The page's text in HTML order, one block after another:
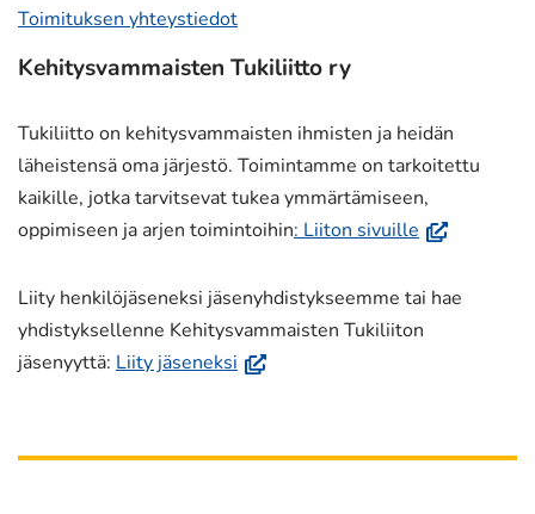
Toimituksen yhteystiedot
Kehitysvammaisten Tukiliitto ry
Tukiliitto on kehitysvammaisten ihmisten ja heidän
läheistensä oma järjestö. Toimintamme on tarkoitettu
kaikille, jotka tarvitsevat tukea ymmärtämiseen,
oppimiseen ja arjen toimintoihin: Liiton sivuille (avautuu
ikkunaan,
siirryt
Liity henkilöjäseneksi jäsenyhdistykseemme tai hae
yhdistyksellenne Kehitysvammaisten Tukiliiton
jäsenyyttä: Liity jäseneksi (avautuu
siirryt